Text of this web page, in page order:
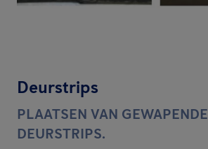
Deurstrips
PLAATSEN VAN GEWAPENDE
DEURSTRIPS.